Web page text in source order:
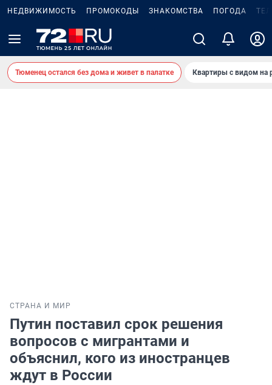
НЕДВИЖИМОСТЬ ПРОМОКОДЫ ЗНАКОМСТВА ПОГОДА
Тюменец остался без дома и живет в палатке Квартиры с видом на
СТРАНА И МИР
Путин поставил срок решения
вопросов с мигрантами и
объяснил, кого из иностранцев
ждут в России